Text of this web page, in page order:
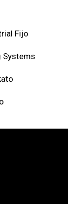
Fijo
Systems